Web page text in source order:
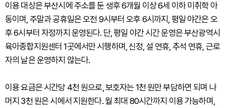
이용 대상은 부산시에 주소를 둔 생후 6개월 이상 6세 이하 미취학 아
동이며, 주말과 공휴일은 오전 9시부터 오후 6시까지, 평일 야간은 오
후 6시부터 자정까지 운영된다. 단, 평일 야간 시간 운영은 부산광역시
육아종합지원센터 1곳에서만 시행하며, 신정, 설 연휴, 추석 연휴, 근로
자의 날은 운영하지 않는다.
이용 요금은 시간당 4천 원으로, 보호자는 1천 원만 부담하면 되며 나
머지 3천 원은 시에서 지원한다. 월 최대 80시간까지 이용 가능하며,